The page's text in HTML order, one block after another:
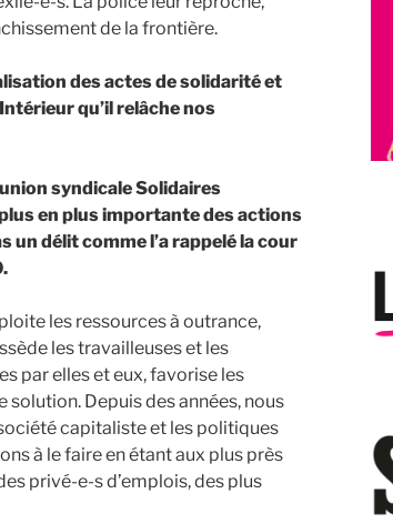
de la frontière.
des actes de solidarité et
qu’il relâche nos
syndicale Solidaires
en plus importante des actions
un délit comme l’a rappelé la cour
les ressources à outrance,
les travailleuses et les
par elles et eux, favorise les
solution. Depuis des années, nous
capitaliste et les politiques
à le faire en étant aux plus près
privé-e-s d’emplois, des plus